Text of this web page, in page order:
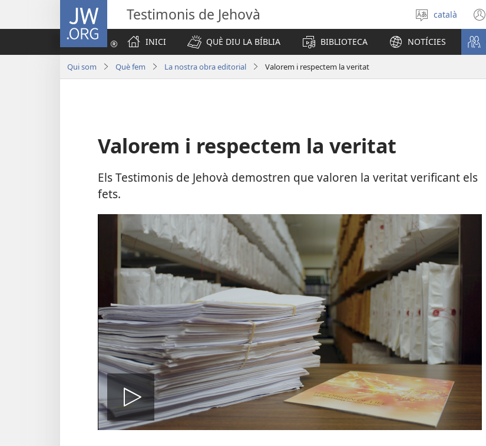
JW.ORG Testimonis de Jehovà
Selecciona
un
idioma
català
INICI
QUÈ DIU LA BÍBLIA BIBLIOTECA NOTÍCIES
Qui som Què fem La nostra obra editorial Valorem i respectem la veritat
Valorem i respectem la veritat
Els Testimonis de Jehovà demostren que valoren la veritat verificant els
fets.
Reprodueix